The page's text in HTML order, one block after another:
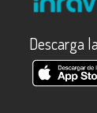
Descarga